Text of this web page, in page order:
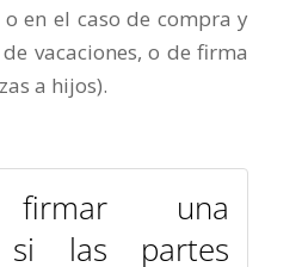
en el caso de compra y
vacaciones, o de firma
a hijos).
firmar una
si las partes